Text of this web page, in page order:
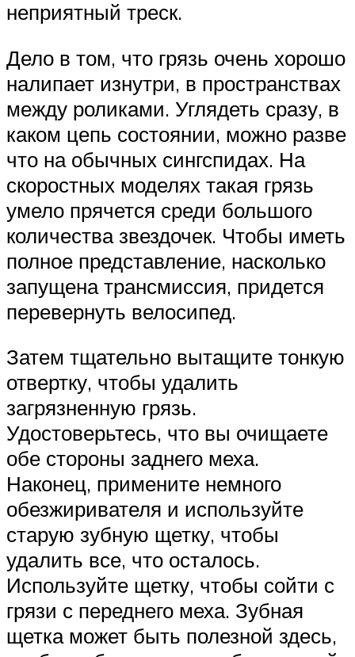
неприятный треск.
Дело в том, что грязь очень хорошо
налипает изнутри, в пространствах
между роликами. Углядеть сразу, в
каком цепь состоянии, можно разве
что на обычных сингспидах. На
скоростных моделях такая грязь
умело прячется среди большого
количества звездочек. Чтобы иметь
полное представление, насколько
запущена трансмиссия, придется
перевернуть велосипед.
Затем тщательно вытащите тонкую
отвертку, чтобы удалить
загрязненную грязь.
Удостоверьтесь, что вы очищаете
обе стороны заднего меха.
Наконец, примените немного
обезжиривателя и используйте
старую зубную щетку, чтобы
удалить все, что осталось.
Используйте щетку, чтобы сойти с
грязи с переднего меха. Зубная
щетка может быть полезной здесь,